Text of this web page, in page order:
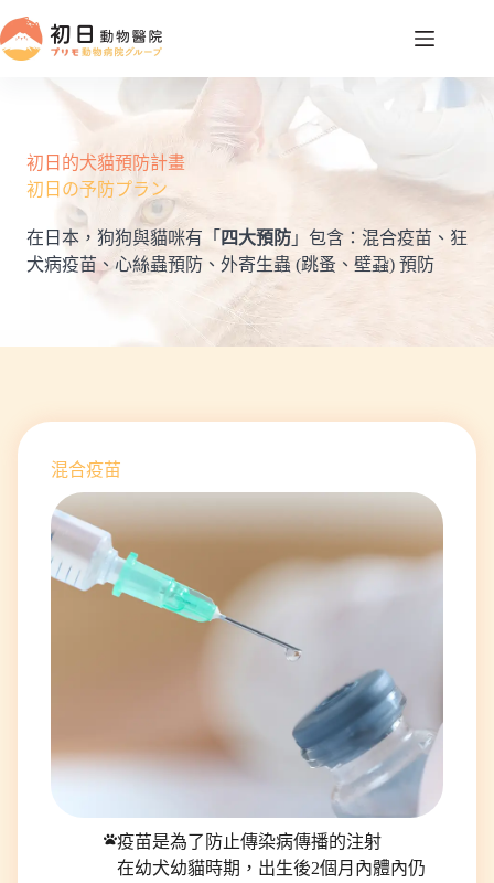
至
主
初日的犬貓預防計畫
初日の予防プラン
在日本，狗狗與貓咪有「 四大預防 」包含：混合疫苗、狂
犬病疫苗、心絲蟲預防、外寄生蟲 (跳蚤、壁蝨) 預防
混合疫苗
疫苗是為了防止傳染病傳播的注射
在幼犬幼貓時期，出生後2個月內體內仍